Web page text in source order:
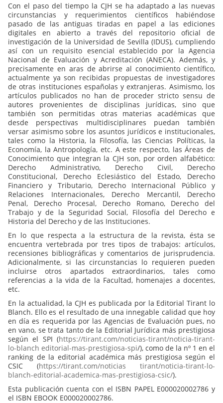
Con el paso del tiempo la CJH se ha adaptado a las nuevas
circunstancias y requerimientos científicos habiéndose
pasado de las antiguas tiradas en papel a las ediciones
digitales en abierto a través del repositorio oficial de
investigación de la Universidad de Sevilla (IDUS), cumpliendo
así con un requisito esencial establecido por la Agencia
Nacional de Evaluación y Acreditación (ANECA). Además, y
precisamente en aras de abrirse al conocimiento científico,
actualmente ya son recibidas propuestas de investigadores
de otras instituciones españolas y extranjeras. Asimismo, los
artículos publicados no han de proceder stricto sensu de
autores provenientes de disciplinas jurídicas, sino que
también son permitidas otras materias académicas que
desde perspectivas multidisciplinares puedan también
versar asimismo sobre los asuntos jurídicos e institucionales,
tales como la Historia, la Filosofía, las Ciencias Políticas, la
Economía, la Antropología, etc. A este respecto, las Áreas de
Conocimiento que integran la CJH son, por orden alfabético:
Derecho Administrativo, Derecho Civil, Derecho
Constitucional, Derecho Eclesiástico del Estado, Derecho
Financiero y Tributario, Derecho Internacional Público y
Relaciones Internacionales, Derecho Mercantil, Derecho
Penal, Derecho Procesal, Derecho Romano, Derecho del
Trabajo y de la Seguridad Social, Filosofía del Derecho e
Historia del Derecho y de las Instituciones.
En lo que respecta a la estructura de la revista, ésta se
encuentra vertebrada por tres tipos de trabajos: artículos,
recensiones bibliográficas y comentarios de jurisprudencia.
Adicionalmente, si las circunstancias lo requieren pueden
incluirse otros apartados extraordinarios, tales como
referencias a la vida de la Facultad, homenajes a docentes,
etc.
En la actualidad, la CJH es publicada por la Editorial Tirant lo
Blanch. Ello es el resultado de una innegable calidad que hoy
en día es requerida por las Agencias de Evaluación pues, no
en vano, se trata tanto de la Editorial Jurídica más prestigiosa
según el SPI (https://tirant.com/noticias-tirant/noticia-tirant-
lo-blanch editorial-mas-prestigiosa-spi/), como de la nº 1 en el
ranking de la editorial académica más prestigiosa según el
CSIC (https://tirant.com/noticias tirant/noticia-tirant-lo-
blanch-editorial-academica-mas-prestigiosa-csic/).
Esta publicación cuenta con el ISBN PAPEL E000020002786 y
el ISBN EBOOK E000020002786.